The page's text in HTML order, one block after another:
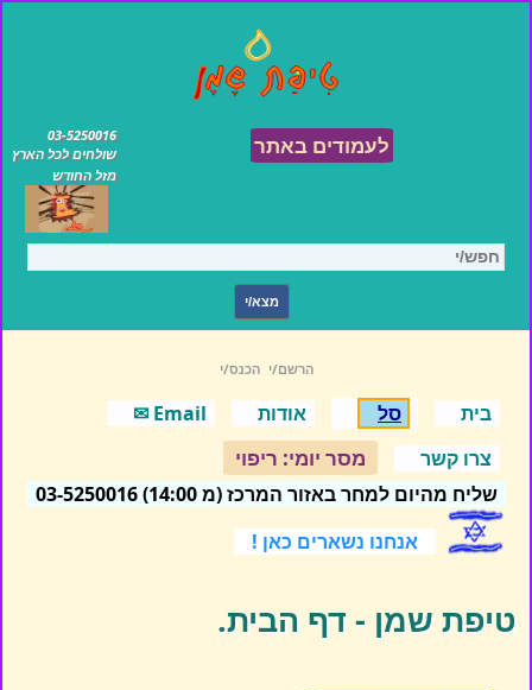
03-5250016
שולחים לכל הארץ
מזל החודש
לעמודים באתר
הרשם/י הכנס/י
בית סל אודות
Email ✉
צרו קשר
מסר יומי: ריפוי
שליח מהיום למחר באזור המרכז (מ 14:00) 03-5250016
אנחנו נשארים כאן !
טיפת שמן - דף הבית.